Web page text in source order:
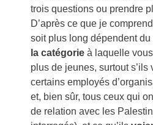
trois questions ou prendre
D’après ce que je
soit plus long dépendent du
la catégorie à laquelle
plus de jeunes, surtout s’ils
certains employés
et, bien sûr, tous ceux qui
de relation avec les